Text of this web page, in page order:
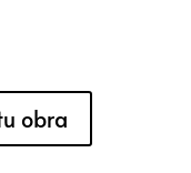
obra